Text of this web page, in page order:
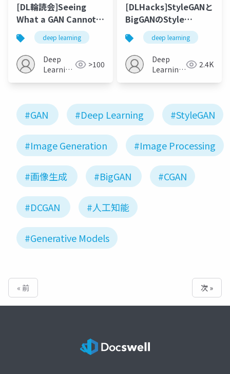
[DL輪読会]Seeing
What a GAN Cannot
Generatedeep learning
Deep
Learning
>100
[DLHacks]StyleGANと
BigGANのStyle
mixing, morphing
deep learning
Deep
Learning
2.4K
#GAN #Deep Learning #StyleGAN
#Image Generation #Image Processing
#画像生成 #BigGAN #CGAN
#DCGAN #人工知能
#Generative Models
« 前 次 »